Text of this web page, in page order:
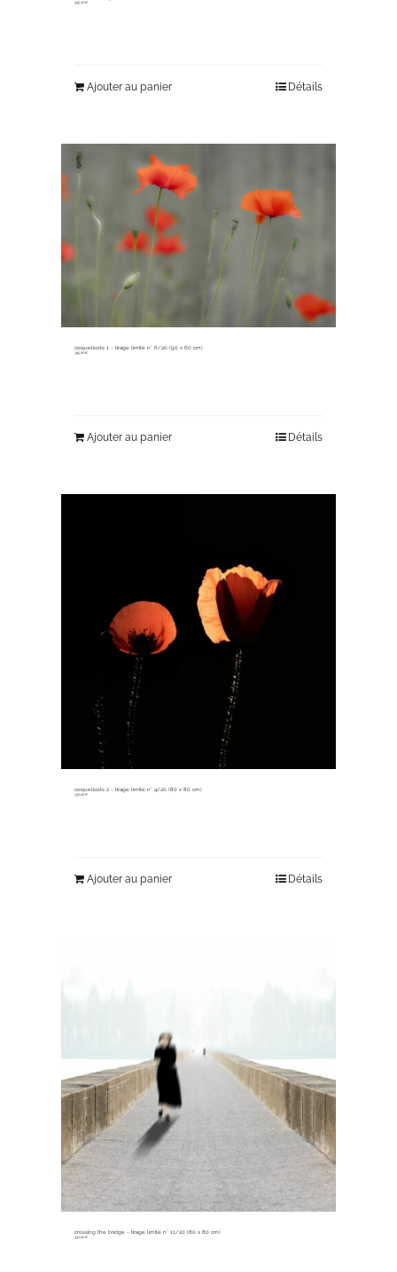
345,00€
Ajouter au panier Détails
coquelicots 1 ~ tirage limité n° 6/20 (90 x 60 cm)
345,00€
Ajouter au panier Détails
coquelicots 2 ~ tirage limité n° 4/20 (80 x 80 cm)
330,00€
Ajouter au panier Détails
crossing the bridge ~ tirage limité n° 11/20 (80 x 80 cm)
330,00€